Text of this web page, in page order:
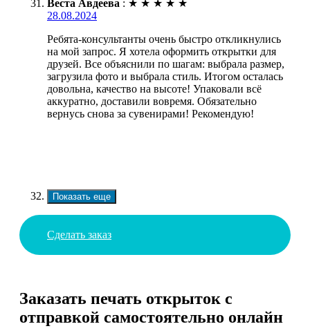
Веста Авдеева : ★ ★ ★ ★ ★
28.08.2024
Ребята-консультанты очень быстро откликнулись
на мой запрос. Я хотела оформить открытки для
друзей. Все объяснили по шагам: выбрала размер,
загрузила фото и выбрала стиль. Итогом осталась
довольна, качество на высоте! Упаковали всё
аккуратно, доставили вовремя. Обязательно
вернусь снова за сувенирами! Рекомендую!
Показать еще
Сделать заказ
Заказать печать открыток с
отправкой самостоятельно онлайн